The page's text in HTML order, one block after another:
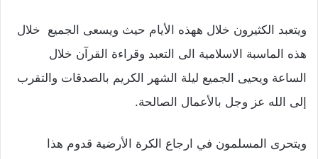
ويتعبد الكثيرون خلال ههذه الأيام حيث ويسعى الجميع خلال
هذه الماسبة الاسلامية الى التعبد وقراءة القرآن خلال
الساعة ويحيى الجميع ليلة الشهر الكريم بالصدقات والتقرب
إلى الله عز وجل بالأعمال الصالحة.
ويتحرى المسلمون في ارجاع الكرة الأرضية قدوم هذا